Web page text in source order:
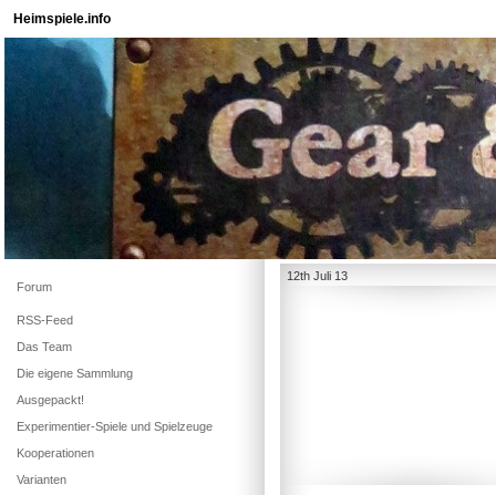
Heimspiele.info
12th Juli 13
Forum
RSS-Feed
Das Team
Die eigene Sammlung
Ausgepackt!
Experimentier-Spiele und Spielzeuge
Kooperationen
Varianten